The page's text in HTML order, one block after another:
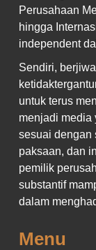
Perusahaan
hingga
independent
Sendiri,
untuk terus
menjadi media
sesuai dengan
paksaan, dan
pemilik
substantif
dalam
Menu